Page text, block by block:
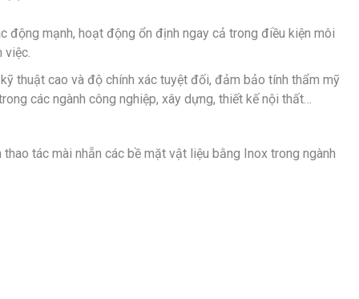
mạnh, hoạt động ổn định ngay cả trong điều kiện môi
việc.
thuật cao và độ chính xác tuyệt đối, đảm bảo tính thẩm mỹ
các ngành công nghiệp, xây dựng, thiết kế nội thất…
tác mài nhẵn các bề mặt vật liệu bằng Inox trong ngành